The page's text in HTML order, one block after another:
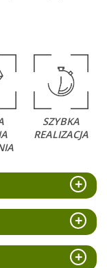
SZYBKA
REALIZACJA